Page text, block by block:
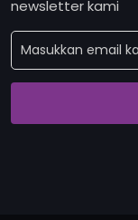
newsletter kami